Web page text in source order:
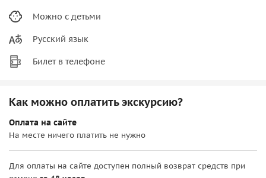
Можно с детьми
Русский язык
Билет в телефоне
Как можно оплатить экскурсию?
Оплата на сайте
На месте ничего платить не нужно
Для оплаты на сайте доступен полный возврат средств при